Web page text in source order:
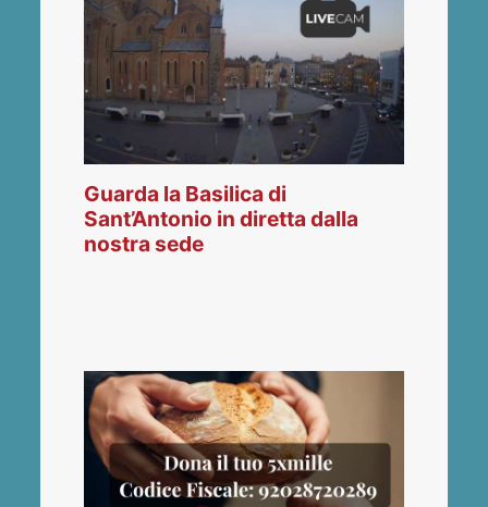
Guarda la Basilica di
Sant’Antonio in diretta dalla
nostra sede